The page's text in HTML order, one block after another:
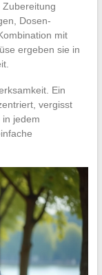
Zubereitung
Dosen-
mit
ergeben sie in
Ein
vergisst
jedem